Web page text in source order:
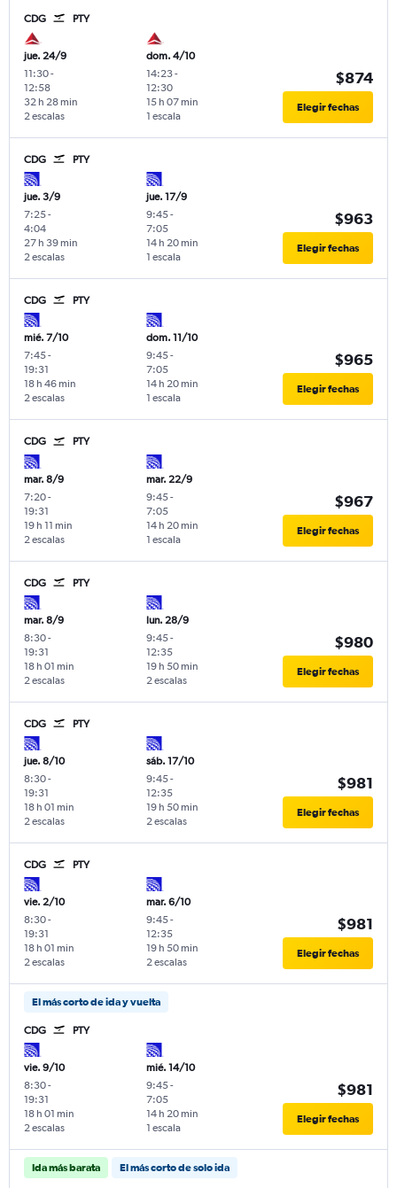
CDG PTY
jue. 24/9
11:30-
12:58
2 escalas
32 h 28 min
dom. 4/10
14:23-
12:30
1 escala
15 h 07 min
$874
Elegir fechas
CDG PTY
jue. 3/9
7:25-
4:04
2 escalas
27 h 39 min
jue. 17/9
9:45-
7:05
1 escala
14 h 20 min
$963
Elegir fechas
CDG PTY
mié. 7/10
7:45-
19:31
2 escalas
18 h 46 min
dom. 11/10
9:45-
7:05
1 escala
14 h 20 min
$965
Elegir fechas
CDG PTY
mar. 8/9
7:20-
19:31
2 escalas
19 h 11 min
mar. 22/9
9:45-
7:05
1 escala
14 h 20 min
$967
Elegir fechas
CDG PTY
mar. 8/9
8:30-
19:31
2 escalas
18 h 01 min
lun. 28/9
9:45-
12:35
2 escalas
19 h 50 min
$980
Elegir fechas
CDG PTY
jue. 8/10
8:30-
19:31
2 escalas
18 h 01 min
sáb. 17/10
9:45-
12:35
2 escalas
19 h 50 min
$981
Elegir fechas
CDG PTY
vie. 2/10
8:30-
19:31
2 escalas
18 h 01 min
mar. 6/10
9:45-
12:35
2 escalas
19 h 50 min
$981
Elegir fechas
El más corto de ida y vuelta
CDG PTY
vie. 9/10
8:30-
19:31
2 escalas
18 h 01 min
mié. 14/10
9:45-
7:05
1 escala
14 h 20 min
$981
Elegir fechas
Ida más barata El más corto de solo ida